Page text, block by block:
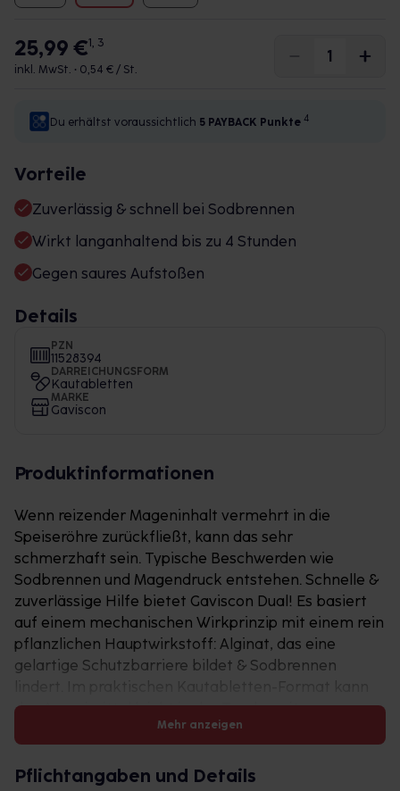
25,99 €1, 3
inkl. MwSt. • 0,54 € / St.
Du erhältst voraussichtlich 5 PAYBACK Punkte 4
Vorteile
Zuverlässig & schnell bei Sodbrennen
Wirkt langanhaltend bis zu 4 Stunden
Gegen saures Aufstoßen
Details
PZN
11528394
DARREICHUNGSFORM
Kautabletten
MARKE
Gaviscon
Produktinformationen
Wenn reizender Mageninhalt vermehrt in die
Speiseröhre zurückfließt, kann das sehr
schmerzhaft sein. Typische Beschwerden wie
Sodbrennen und Magendruck entstehen. Schnelle &
zuverlässige Hilfe bietet Gaviscon Dual! Es basiert
auf einem mechanischen Wirkprinzip mit einem rein
pflanzlichen Hauptwirkstoff: Alginat, das eine
gelartige Schutzbarriere bildet & Sodbrennen
das Arzneimittel leicht in der Tasche mitgenommen
und eingenommen werden.
Mehr anzeigen
Pflichtangaben und Details